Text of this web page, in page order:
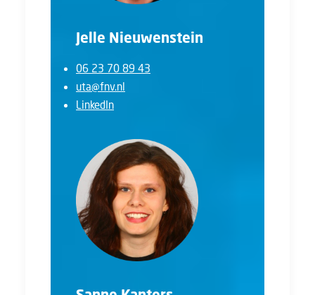
Jelle Nieuwenstein
06 23 70 89 43
uta@fnv.nl
LinkedIn